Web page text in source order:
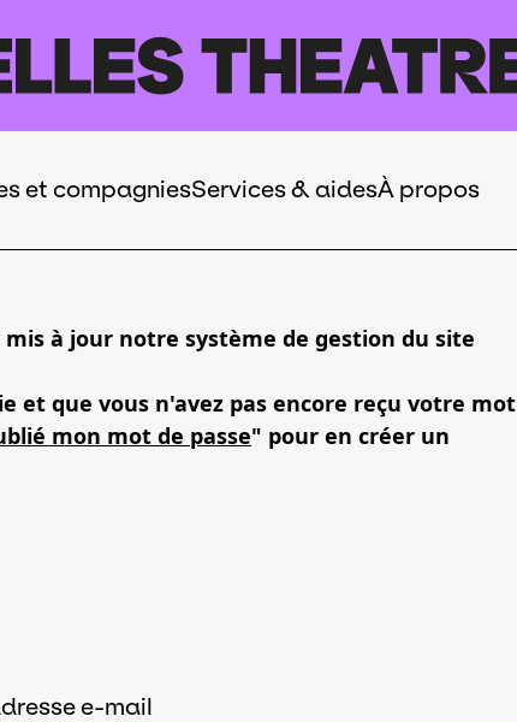
et compagniesServices & aidesÀ propos
à jour notre système de gestion du site
et que vous n'avez pas encore reçu votre mot
mon mot de passe" pour en créer un
e-mail